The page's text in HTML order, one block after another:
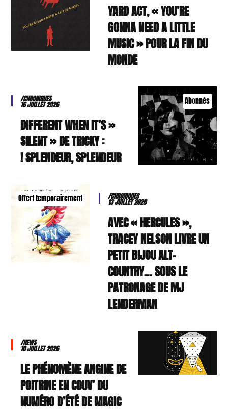
YARD ACT, « YOU’RE
GONNA NEED A LITTLE
MUSIC » POUR LA FIN DU
MONDE
Abonnés
/CHRONIQUES
16 JUILLET 2026
« DIFFERENT WHEN IT’S
SILENT » DE TRICKY :
SPLENDEUR, SPLENDEUR !
Offert temporairement /CHRONIQUES
13 JUILLET 2026
AVEC « HERCULES »,
TRACEY NELSON LIVRE UN
PETIT BIJOU ALT-
COUNTRY… SOUS LE
PATRONAGE DE MJ
LENDERMAN
/NEWS
10 JUILLET 2026
LE PHÉNOMÈNE ANGINE DE
POITRINE EN COUV’ DU
NUMÉRO D’ÉTÉ DE MAGIC